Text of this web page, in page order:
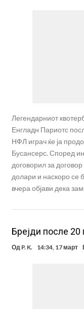
Легендарниот
Енгладн Париотс
НФЛ играч ќе ја
Бусансерс. Според
договорил за
долари и наскоро се
вчера објави дека
Брејди после 20
Од P. K. 14:34, 17 март